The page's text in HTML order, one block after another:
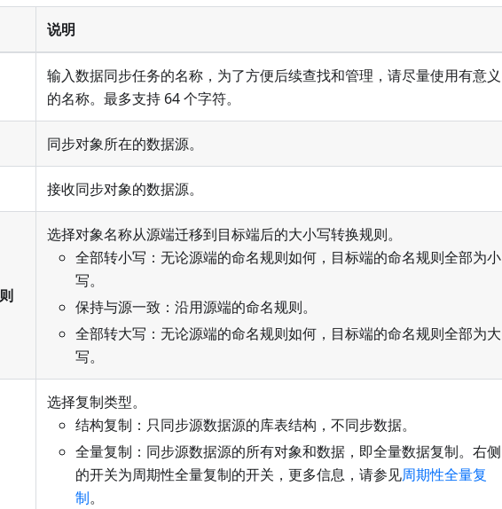
说明
输入数据同步任务的名称，为了方便后续查找和管理，请尽量使用有意义
的名称。最多支持 64 个字符。
同步对象所在的数据源。
接收同步对象的数据源。
选择对象名称从源端迁移到目标端后的大小写转换规则。
全部转小写：无论源端的命名规则如何，目标端的命名规则全部为小
写。
保持与源一致：沿用源端的命名规则。
全部转大写：无论源端的命名规则如何，目标端的命名规则全部为大
写。
选择复制类型。
结构复制：只同步源数据源的库表结构，不同步数据。
全量复制：同步源数据源的所有对象和数据，即全量数据复制。右侧
的开关为周期性全量复制的开关，更多信息，请参见周期性全量复
制。